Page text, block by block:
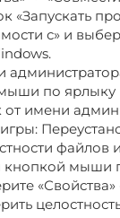
«Запускать
с» и
по ярлыку
от имени
файлов
кнопкой мыши